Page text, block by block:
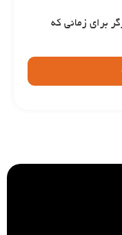
برای زمانی که